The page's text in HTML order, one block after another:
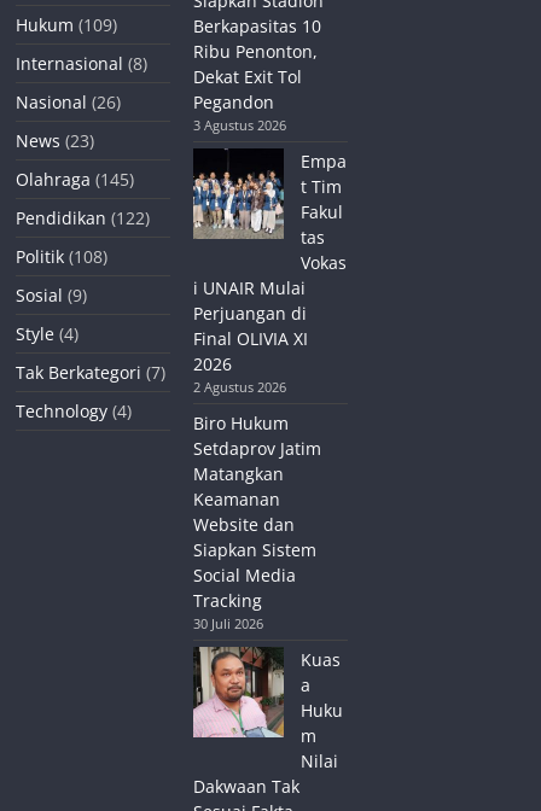
Hukum (109)
Internasional (8)
Nasional (26)
News (23)
Olahraga (145)
Pendidikan (122)
Politik (108)
Sosial (9)
Style (4)
Tak Berkategori (7)
Technology (4)
Berkapasitas 10
Ribu Penonton,
Dekat Exit Tol
Pegandon
3 Agustus 2026
Empa
t Tim
Fakul
tas
Vokas
i UNAIR Mulai
Perjuangan di
Final OLIVIA XI
2026
2 Agustus 2026
Biro Hukum
Setdaprov Jatim
Matangkan
Keamanan
Website dan
Siapkan Sistem
Social Media
Tracking
30 Juli 2026
Kuas
a
Huku
m
Nilai
Dakwaan Tak